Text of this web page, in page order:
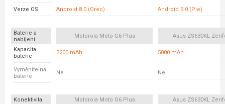
Verze OS Android 8.0 (Oreo) Android 9.0 (Pie)
Baterie a
nabíjení
Motorola Moto G6 Plus Asus ZS630KL
Kapacita
baterie
3200 mAh 5000 mAh
Vyměnitelná
baterie
Ne Ne
Konektivita Motorola Moto G6 Plus
Asus ZS630KL